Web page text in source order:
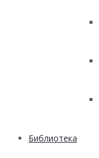
Библиотека